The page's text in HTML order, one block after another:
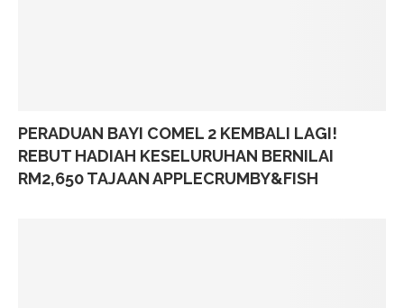
PERADUAN BAYI COMEL 2 KEMBALI LAGI!
REBUT HADIAH KESELURUHAN BERNILAI
RM2,650 TAJAAN APPLECRUMBY&FISH